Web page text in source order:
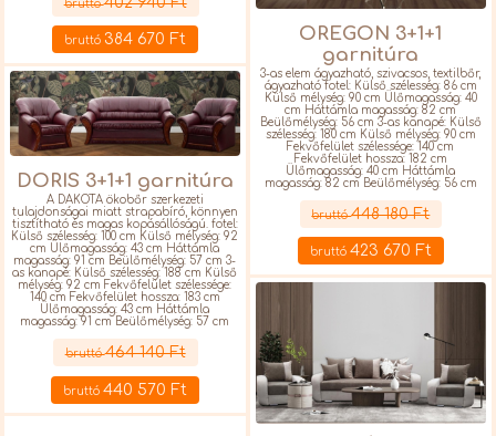
bruttó
bruttó 384 670 Ft
OREGON 3+1+1
garnitúra
3-as elem ágyazható, szivacsos, textilbőr,
ágyazható fotel: Külső szélesség: 86 cm
Külső mélység: 90 cm Ülőmagasság: 40
cm Háttámla magasság: 82 cm
Beülőmélység: 56 cm 3-as kanapé: Külső
szélesség: 180 cm Külső mélység: 90 cm
Fekvőfelület szélessége: 140 cm
Fekvőfelület hossza: 182 cm
Ülőmagasság: 40 cm Háttámla
magasság: 82 cm Beülőmélység: 56 cm
Részletek
bruttó448 180 Ft
bruttó 423 670 Ft
DORIS 3+1+1 garnitúra
A DAKOTA ökobőr szerkezeti
tulajdonságai miatt strapabíró, könnyen
tisztítható és magas kopásállóságú. fotel:
Külső szélesség: 100 cm Külső mélység: 92
cm Ülőmagasság: 43 cm Háttámla
magasság: 91 cm Beülőmélység: 57 cm 3-
as kanapé: Külső szélesség: 188 cm Külső
mélység: 92 cm Fekvőfelület szélessége:
140 cm Fekvőfelület hossza: 183 cm
Ülőmagasság: 43 cm Háttámla
magasság: 91 cm Beülőmélység: 57 cm
Részletek
bruttó464 140 Ft
bruttó440 570 Ft